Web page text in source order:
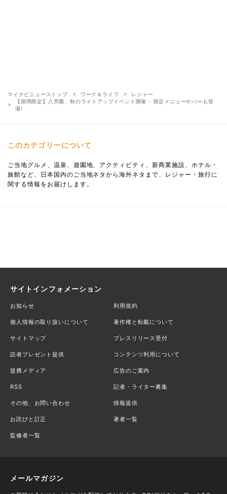
マイナビニューストップ ワーク＆ライフ
レジャー
【期間限定】八芳園、秋のライトアップイベント開催 - 限定メニューやバーも登
場!
このカテゴリーについて
ご当地グルメ、温泉、遊園地、アクティビティ、新商業施設、ホテル・
旅館など、日本国内のご当地ネタから海外ネタまで、レジャー・旅行に
関する情報をお届けします。
サイトインフォメーション
お知らせ 利用規約
個人情報の取り扱いについて 著作権と転載について
サイトマップ プレスリリース受付
読者プレゼント提供 コンテンツ利用について
提携メディア 広告のご案内
RSS 記者・ライター募集
その他、お問い合わせ 情報提供
お詫びと訂正 著者一覧
監修者一覧
メールマガジン